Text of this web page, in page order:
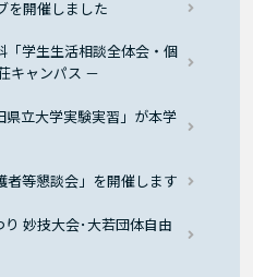
を開催しました
「学生生活相談全体会・個
キャンパス －
県立大学実験実習」が本学
等懇談会」を開催します
り 妙技大会･大若団体自由